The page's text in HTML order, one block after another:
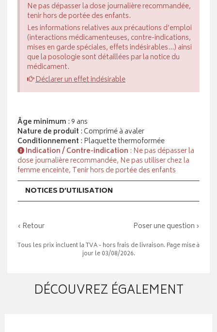
Ne pas dépasser la dose journalière recommandée,
tenir hors de portée des enfants.
Les informations relatives aux précautions d’emploi
(interactions médicamenteuses, contre-indications,
mises en garde spéciales, effets indésirables...) ainsi
que la posologie sont détaillées par la notice du
médicament.
Déclarer un effet indésirable
Âge minimum : 9 ans
Nature de produit : Comprimé à avaler
Conditionnement : Plaquette thermoformée
Indication / Contre-indication : Ne pas dépasser la
dose journalière recommandée, Ne pas utiliser chez la
femme enceinte, Tenir hors de portée des enfants
NOTICES D’UTILISATION
‹ Retour Poser une question ›
Tous les prix incluent la TVA - hors frais de livraison. Page mise à
jour le 03/08/2026.
DÉCOUVREZ ÉGALEMENT